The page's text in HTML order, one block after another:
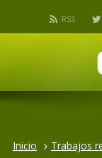
RSS
Inicio Trabajos